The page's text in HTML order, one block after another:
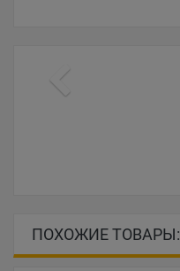
ПОХОЖИЕ ТОВАРЫ: